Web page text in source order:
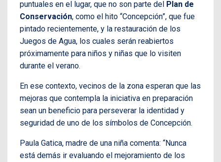
puntuales en el lugar, que no son parte del Plan de
Conservación, como el hito “Concepción”, que fue
pintado recientemente, y la restauración de los
Juegos de Agua, los cuales serán reabiertos
próximamente para niños y niñas que lo visiten
durante el verano.
En ese contexto, vecinos de la zona esperan que las
mejoras que contempla la iniciativa en preparación
sean un beneficio para perseverar la identidad y
seguridad de uno de los símbolos de Concepción.
Paula Gatica, madre de una niña comenta: “Nunca
está demás ir evaluando el mejoramiento de los